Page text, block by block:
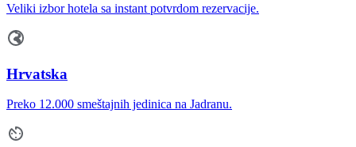
Veliki izbor hotela sa instant potvrdom rezervacije.
Hrvatska
Preko 12.000 smeštajnih jedinica na Jadranu.